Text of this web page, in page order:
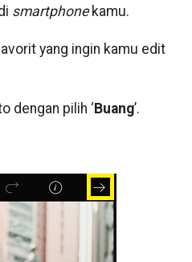
smartphonekamu.
yang ingin kamu edit
dengan pilih ‘ Buang’.